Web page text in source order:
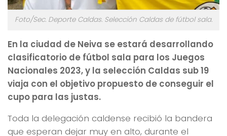
Foto/Sec. Deporte Caldas. Selección Caldas de fútbol sala.
En la ciudad de Neiva se estará desarrollando
clasificatorio de fútbol sala para los Juegos
Nacionales 2023, y la selección Caldas sub 19
viaja con el objetivo propuesto de conseguir el
cupo para las justas.
Toda la delegación caldense recibió la bandera
que esperan dejar muy en alto, durante el